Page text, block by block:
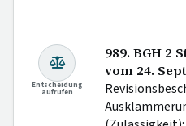
Entscheidung
aufrufen
989. BGH 2
vom 24.